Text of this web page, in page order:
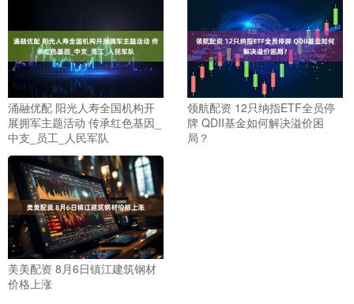
涌融优配 阳光人寿全国机构开
展拥军主题活动 传承红色基因_
中支_员工_人民军队
领航配资 12只纳指ETF全员停
牌 QDII基金如何解决溢价困
局？
美美配资 8月6日镇江建筑钢材
价格上涨